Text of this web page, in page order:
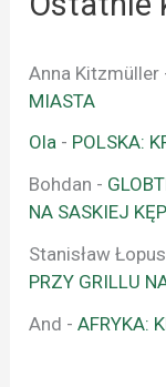
Anna Kitzmüller
MIASTA
Ola - POLSKA:
Bohdan -
NA SASKIEJ
Stanisław
PRZY GRILLU
And -AFRYKA: